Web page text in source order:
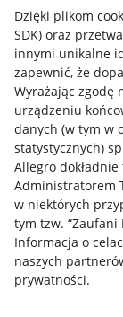
Dzięki plikom
SDK) oraz
innymi unikalne
zapewnić, że
Wyrażając zgodę
urządzeniu
danych (w tym w
statystycznych)
Allegro
Administratorem
w niektórych
tym tzw. “Zaufani
Informacja o
naszych
prywatności.
Przydatne
Jak to działa
Napisz do nas
Allegro Gadane